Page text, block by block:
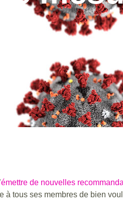
émettre de nouvelles
à tous ses membres de bien